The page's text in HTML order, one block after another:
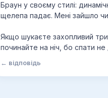
Браун у своєму стилі:
щелепа падає. Мені зайшло
Якщо шукаєте захопливий
починайте на ніч, бо спати
← відповідь